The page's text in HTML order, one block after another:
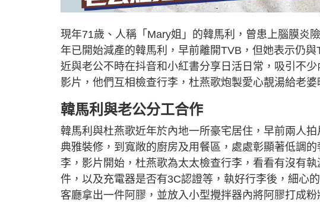
現年71歲、人稱「Mary姐」的韓馬利，曾患上腦膜炎
年已開始減產的韓馬利，早前離開TVB，但她表示仍
近與老公不時在抖音和小紅書分享日活日常，吸引不
影片，他們互相檢查行李，杜燕歌炮製愛心靚湯給老婆
韓馬利與老公分工合作
韓馬利與杜燕歌近年於內地一所豪宅居住，早前兩人
典雅裝修，到寬敞的廚房及用餐區，處處彰顯著低調
李，影片開始，杜燕歌為太太檢查行李，看看有沒有
件，以及充電器是否有3C認證等，執好行李後，細心
客廳拿出一件阿膠，並放入小型攪拌器內將阿膠打成粉